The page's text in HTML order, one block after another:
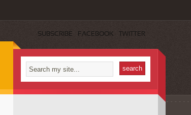
SUBSCRIBE FACEBOOK TWITTER